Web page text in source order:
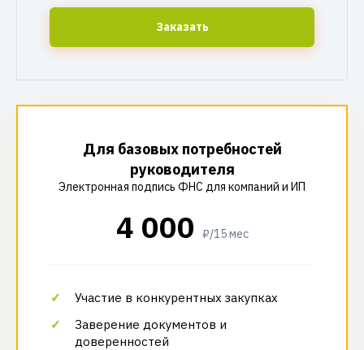
Заказать
Для базовых потребностей
руководителя
Электронная подпись ФНС для компаний и ИП
4 000 ₽/15 мес
Участие в конкурентных закупках
Заверение документов и
доверенностей